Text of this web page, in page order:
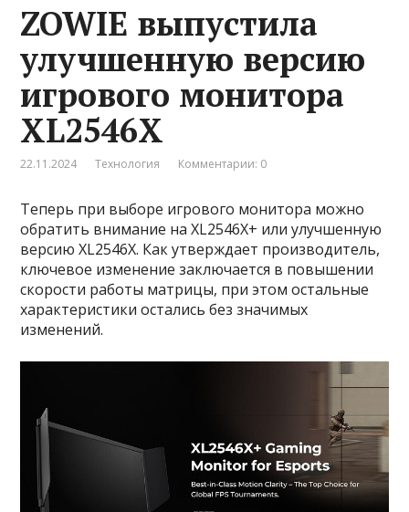
ZOWIE выпустила
улучшенную версию
игрового монитора
XL2546X
22.11.2024 Технология Комментарии: 0
Теперь при выборе игрового монитора можно
обратить внимание на XL2546X+ или улучшенную
версию XL2546X. Как утверждает производитель,
ключевое изменение заключается в повышении
скорости работы матрицы, при этом остальные
характеристики остались без значимых
изменений.